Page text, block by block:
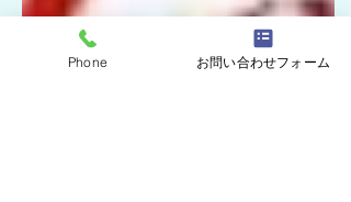
Phone お問い合わせフォーム